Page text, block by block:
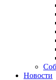
Новости